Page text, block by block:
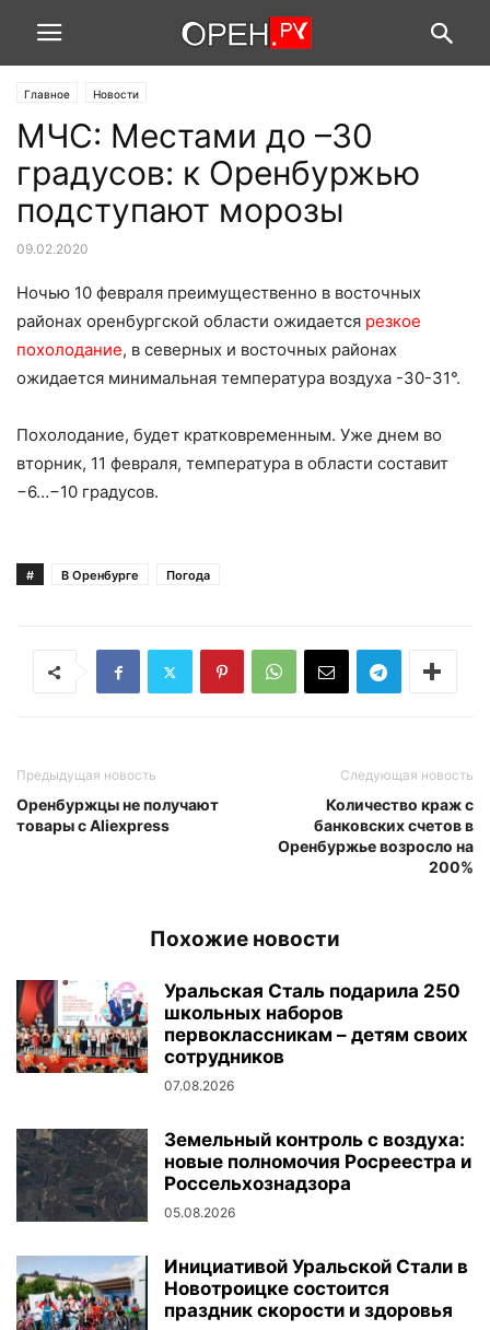
Главное Новости
МЧС: Местами до –30
градусов: к Оренбуржью
подступают морозы
09.02.2020
Ночью 10 февраля преимущественно в восточных
районах оренбургской области ожидается резкое
похолодание, в северных и восточных районах
ожидается минимальная температура воздуха -30-31°.
Похолодание, будет кратковременным. Уже днем во
вторник, 11 февраля, температура в области составит
−6…−10 градусов.
# В Оренбурге Погода
Предыдущая новость
Оренбуржцы не получают
товары с Aliexpress
Следующая новость
Количество краж с
банковских счетов в
Оренбуржье возросло на
200%
Похожие новости
Уральская Сталь подарила 250
школьных наборов
первоклассникам – детям своих
сотрудников
07.08.2026
Земельный контроль с воздуха:
новые полномочия Росреестра и
Россельхознадзора
05.08.2026
Инициативой Уральской Стали в
Новотроицке состоится
праздник скорости и здоровья